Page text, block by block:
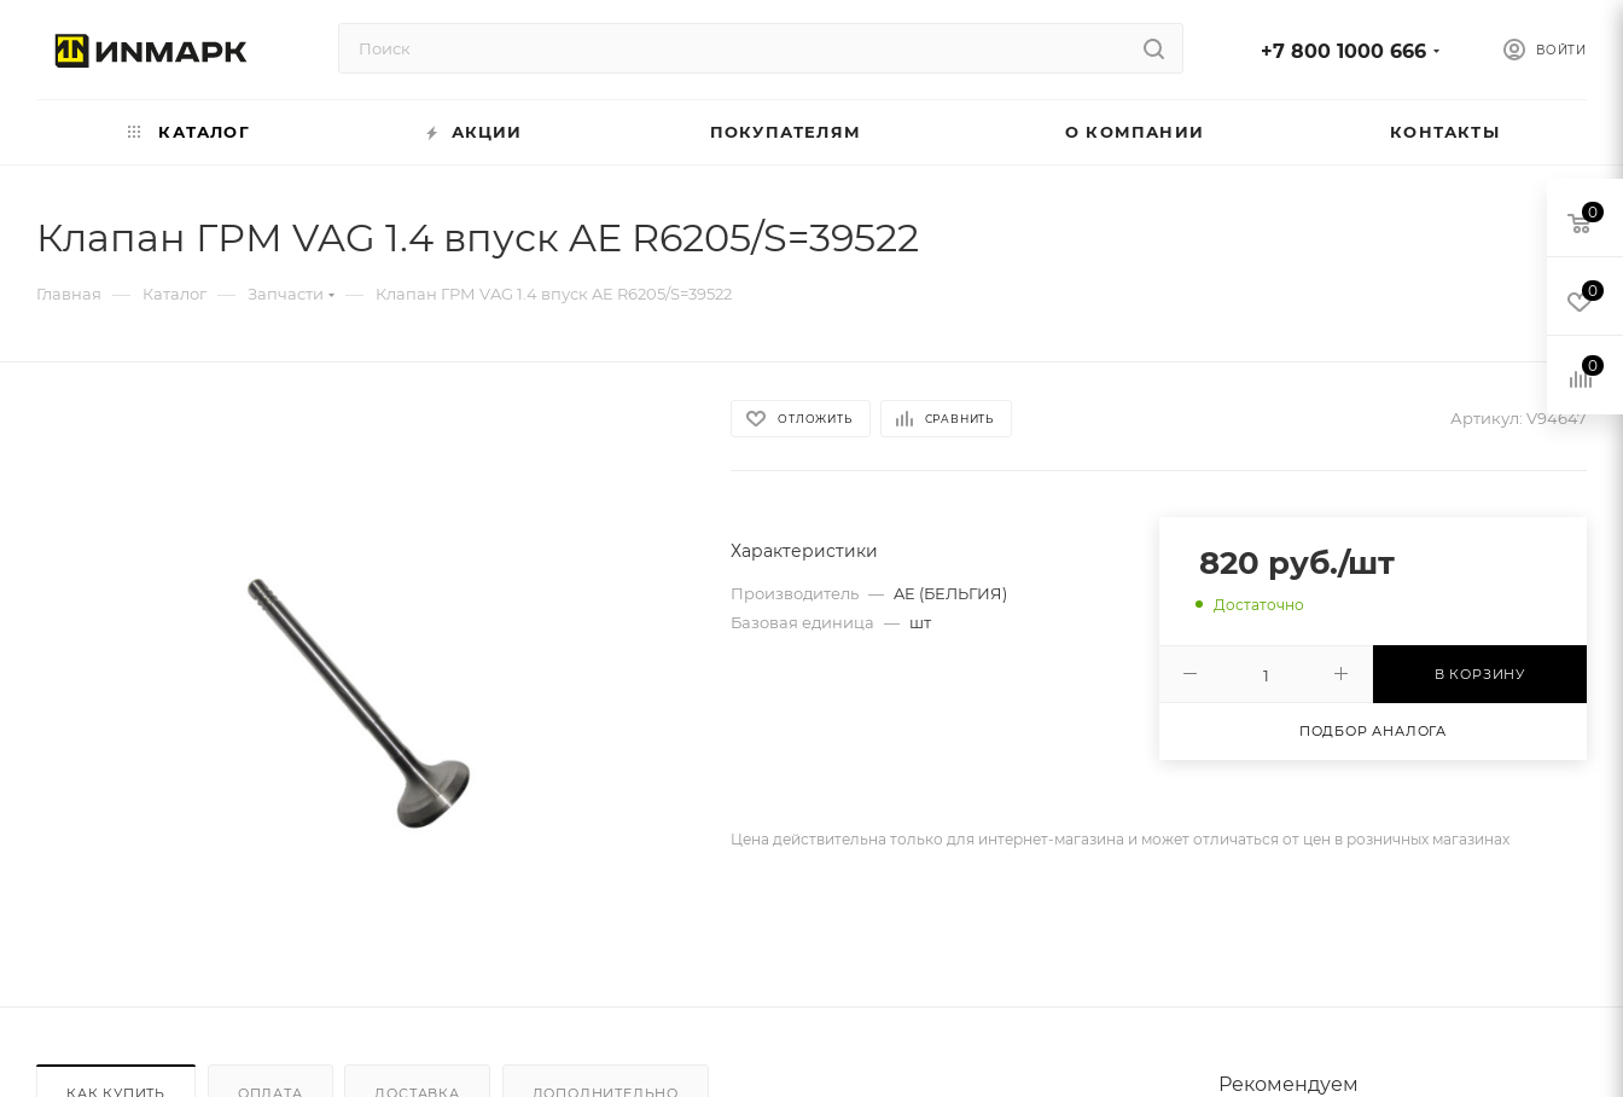
ВОЙТИ
+7 800 1000 666
КАТАЛОГ АКЦИИ ПОКУПАТЕЛЯМ О КОМПАНИИ КОНТАКТЫ
Клапан ГРМ VAG 1.4 впуск AE R6205/S=39522
Главная — Каталог — Запчасти — Клапан ГРМ VAG 1.4 впуск AE R6205/S=39522
ОТЛОЖИТЬ СРАВНИТЬ Артикул: V94647
Характеристики
Производитель — AE (БЕЛЬГИЯ)
Базовая единица — шт
820 руб./шт
Достаточно
В КОРЗИНУ
ПОДБОР АНАЛОГА
Цена действительна только для интернет-магазина и может отличаться от цен в розничных магазинах
КАК КУПИТЬ ОПЛАТА ДОСТАВКА ДОПОЛНИТЕЛЬНО Рекомендуем
0
0
0